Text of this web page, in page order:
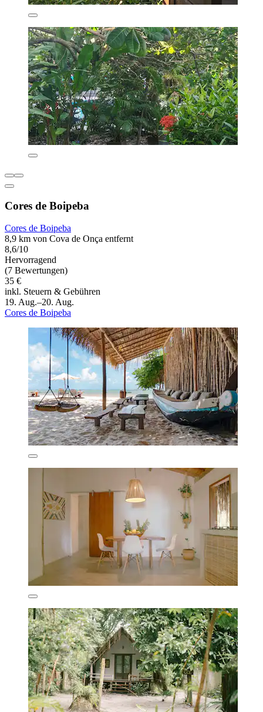
Cores de Boipeba
Cores de Boipeba
8,9 km von Cova de Onça entfernt
8,6/10
Hervorragend
(7 Bewertungen)
35 €
inkl. Steuern & Gebühren
19. Aug.–20. Aug.
Cores de Boipeba